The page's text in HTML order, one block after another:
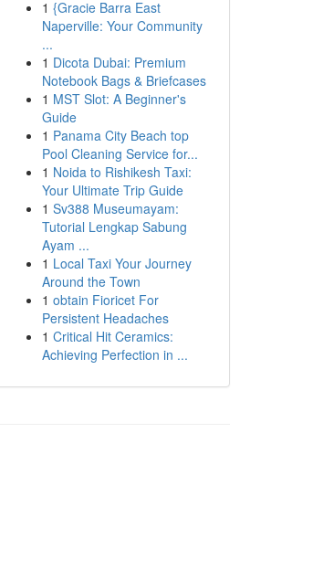
1 {Gracie Barra East
Naperville: Your Community
...
1 Dicota Dubai: Premium
Notebook Bags & Briefcases
1 MST Slot: A Beginner's
Guide
1 Panama City Beach top
Pool Cleaning Service for...
1 Noida to Rishikesh Taxi:
Your Ultimate Trip Guide
1 Sv388 Museumayam:
Tutorial Lengkap Sabung
Ayam ...
1 Local Taxi Your Journey
Around the Town
1 obtain Fioricet For
Persistent Headaches
1 Critical Hit Ceramics:
Achieving Perfection in ...